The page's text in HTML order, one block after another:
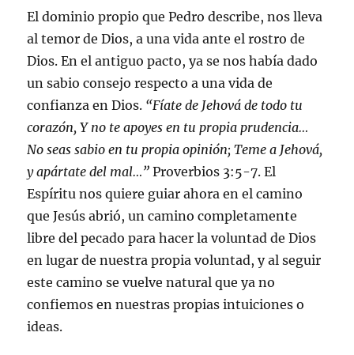
El dominio propio que Pedro describe, nos lleva
al temor de Dios, a una vida ante el rostro de
Dios. En el antiguo pacto, ya se nos había dado
un sabio consejo respecto a una vida de
confianza en Dios. “Fíate de Jehová de todo tu
corazón, Y no te apoyes en tu propia prudencia…
No seas sabio en tu propia opinión; Teme a Jehová,
y apártate del mal…” Proverbios 3:5-7. El
Espíritu nos quiere guiar ahora en el camino
que Jesús abrió, un camino completamente
libre del pecado para hacer la voluntad de Dios
en lugar de nuestra propia voluntad, y al seguir
este camino se vuelve natural que ya no
confiemos en nuestras propias intuiciones o
ideas.